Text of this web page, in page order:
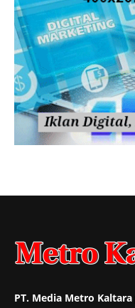
PT. Media Metro Kaltara